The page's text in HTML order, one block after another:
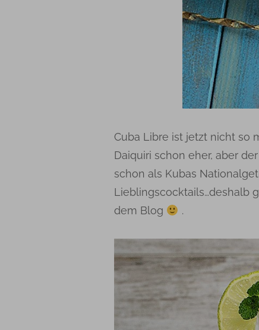
Cuba Libre ist jetzt nicht so
Daiquiri schon eher, aber
schon als Kubas
Lieblingscocktails…deshalb
dem Blog
.